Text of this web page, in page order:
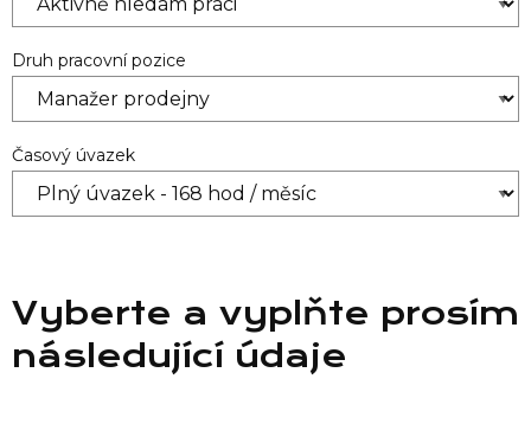
Druh pracovní pozice
Časový úvazek
Vyberte a vyplňte prosím
následující údaje